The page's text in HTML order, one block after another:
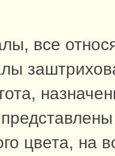
все
цвета, на